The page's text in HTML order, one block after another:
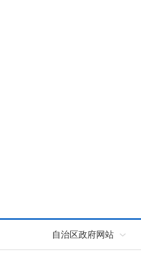
自治区政府网站